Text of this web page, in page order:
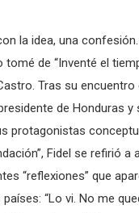
la idea, una
tomé de “Inventé el
Tras su encuentro
de Honduras y
protagonistas
Fidel se refirió a
“reflexiones” que
“Lo vi. No me